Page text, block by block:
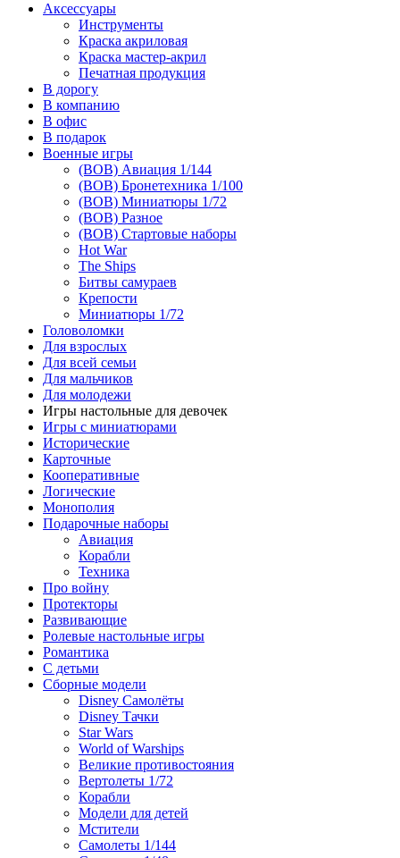
Аксессуары
Инструменты
Краска акриловая
Краска мастер-акрил
Печатная продукция
В дорогу
В компанию
В офис
В подарок
Военные игры
(ВОВ) Авиация 1/144
(ВОВ) Бронетехника 1/100
(ВОВ) Миниатюры 1/72
(ВОВ) Разное
(ВОВ) Стартовые наборы
Hot War
The Ships
Битвы самураев
Крепости
Миниатюры 1/72
Головоломки
Для взрослых
Для всей семьи
Для мальчиков
Для молодежи
Игры настольные для девочек
Игры с миниатюрами
Исторические
Карточные
Кооперативные
Логические
Монополия
Подарочные наборы
Авиация
Корабли
Техника
Про войну
Протекторы
Развивающие
Ролевые настольные игры
Романтика
С детьми
Сборные модели
Disney Самолёты
Disney Тачки
Star Wars
World of Warships
Великие противостояния
Вертолеты 1/72
Корабли
Модели для детей
Мстители
Самолеты 1/144